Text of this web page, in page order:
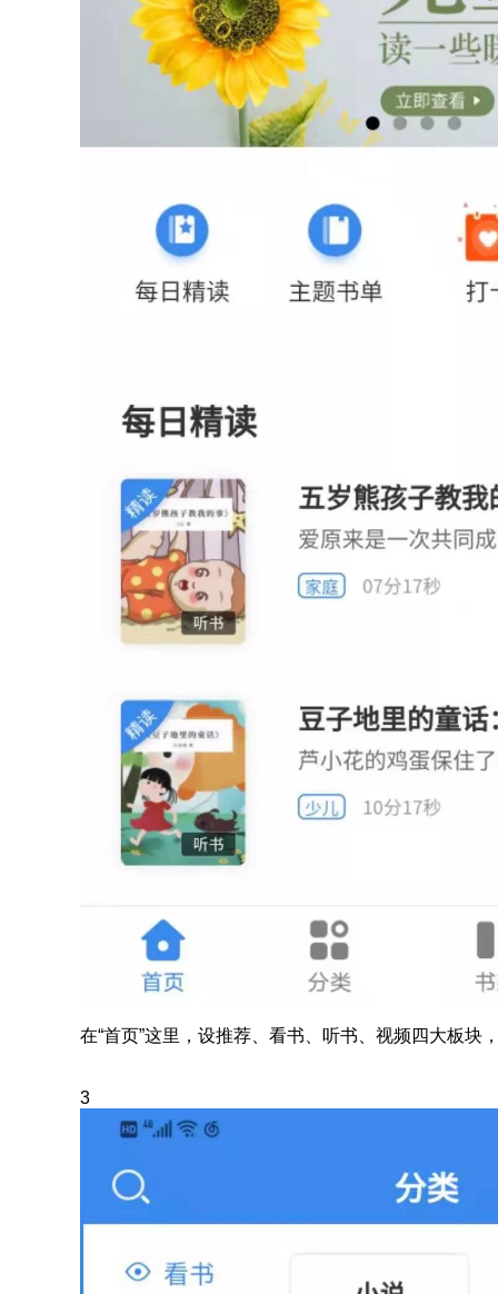
在“首页”这里，设推荐、看书、听书、视频四大板
3